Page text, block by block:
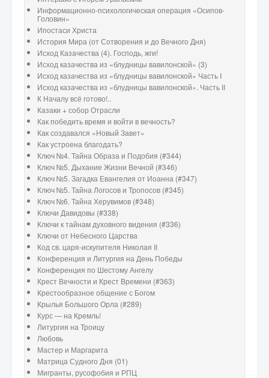
Информационно-психологическая операция «Осипов-
Головин»
Ипостаси Христа
История Мира (от Сотворения и до Вечного Дня)
Исход Казачества (4). Господь, жги!
Исход казачества из «блудницы вавилонской» (3)
Исход казачества из «блудницы вавилонской» Часть I
Исход казачества из «блудницы вавилонской». Часть II
К Началу всё готово!..
Казаки + собор Отрасли
Как победить время и войти в вечность?
Как создавался «Новый Завет»
Как устроена благодать?
Ключ №4. Тайна Образа и Подобия (#344)
Ключ №5. Дыхание Жизни Вечной (#346)
Ключ №5. Загадка Евангелия от Иоанна (#347)
Ключ №5. Тайна Логосов и Тропосов (#345)
Ключ №6. Тайна Херувимов (#348)
Ключи Давидовы (#338)
Ключи к тайнам духовного видения (#336)
Ключи от Небесного Царства
Код св. царя-искупителя Николая II
Конференция и Литургия на День Победы
Конференция по Шестому Ангелу
Крест Вечности и Крест Времени (#363)
Крестообразное общение с Богом
Крылья Большого Орла (#289)
Курс — на Кремль!
Литургия на Троицу
Любовь
Мастер и Маргарита
Матрица Судного Дня (01)
Мигранты, русофобия и РПЦ